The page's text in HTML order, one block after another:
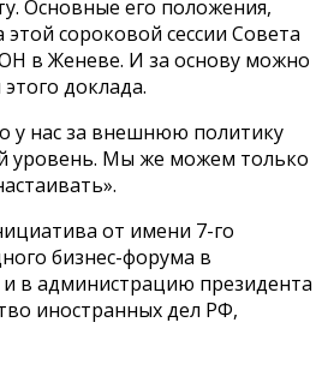
Основные его положения,
сороковой сессии Совета
в Женеве. И за основу можно
доклада.
у нас за внешнюю политику
уровень. Мы же можем только
от имени 7-го
бизнес-форума в
и в администрацию президента
иностранных дел РФ,